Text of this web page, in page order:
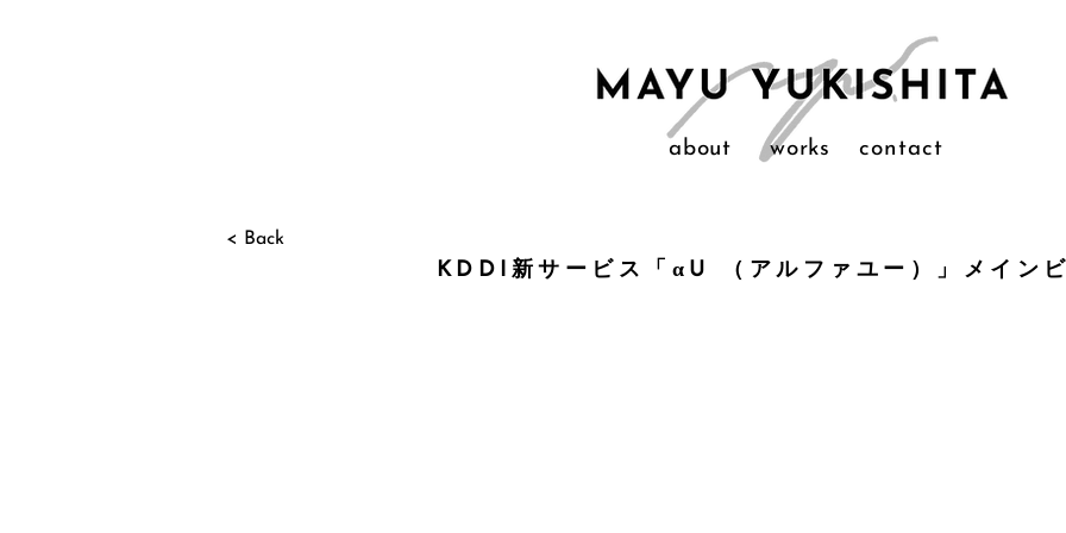
about works contact
< Back
KDDI新サービス「αU （アルファユー）」メイン